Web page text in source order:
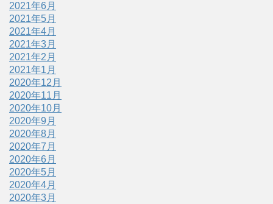
2021年6月
2021年5月
2021年4月
2021年3月
2021年2月
2021年1月
2020年12月
2020年11月
2020年10月
2020年9月
2020年8月
2020年7月
2020年6月
2020年5月
2020年4月
2020年3月